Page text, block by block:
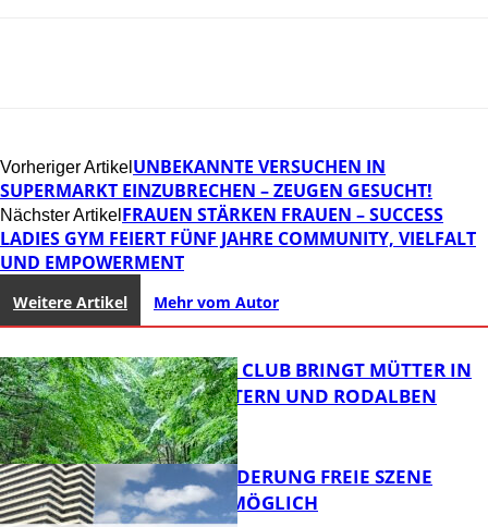
Vorheriger Artikel UNBEKANNTE VERSUCHEN IN
SUPERMARKT EINZUBRECHEN – ZEUGEN GESUCHT!
Nächster Artikel FRAUEN STÄRKEN FRAUEN – SUCCESS
LADIES GYM FEIERT FÜNF JAHRE COMMUNITY, VIELFALT
UND EMPOWERMENT
Weitere Artikel Mehr vom Autor
NEUER MOM CLUB BRINGT MÜTTER IN
KAISERSLAUTERN UND RODALBEN
ZUSAMMEN
PROJEKTFÖRDERUNG FREIE SZENE
WEITERHIN MÖGLICH